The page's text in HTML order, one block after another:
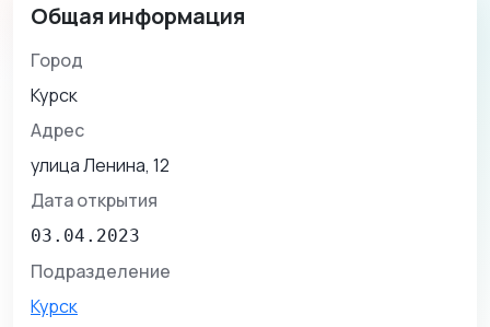
Общая информация
Город
Курск
Адрес
улица Ленина, 12
Дата открытия
03.04.2023
Подразделение
Курск